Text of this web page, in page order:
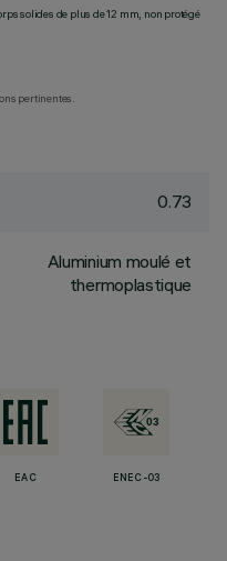
solides de plus de 12 mm, non protégé
pertinentes.
0.73
Aluminium moulé et
thermoplastique
EAC ENEC-03